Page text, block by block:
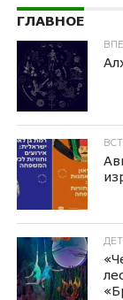
ГЛАВНОЕ